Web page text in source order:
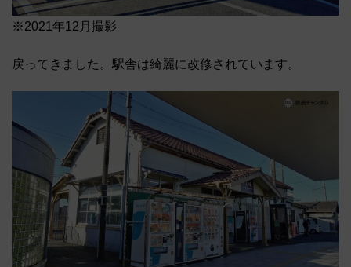
※2021年12月撮影
戻ってきました。駅舎は綺麗に改修されています。